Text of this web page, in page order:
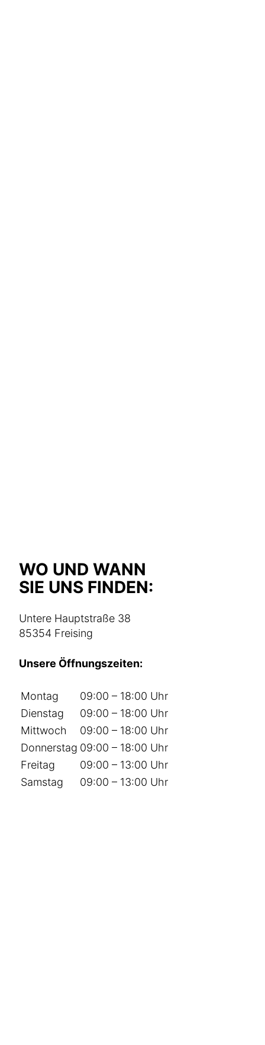
WO UND WANN
SIE UNS FINDEN:
Untere Hauptstraße 38
85354 Freising
Unsere Öffnungszeiten:
Montag
09:00 – 18:00 Uhr
Dienstag
09:00 – 18:00 Uhr
Mittwoch
09:00 – 18:00 Uhr
Donnerstag 09:00 – 18:00 Uhr
Freitag
09:00 – 13:00 Uhr
Samstag
09:00 – 13:00 Uhr